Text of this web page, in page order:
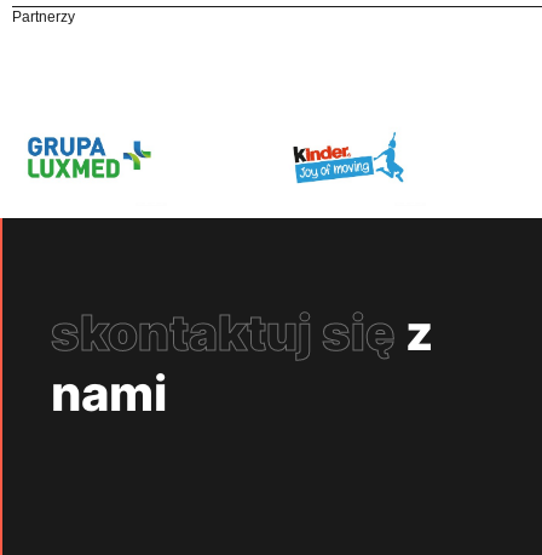
Partnerzy
skontaktuj się z
nami